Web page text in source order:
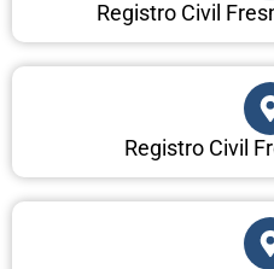
Registro Civil
Registro Civil